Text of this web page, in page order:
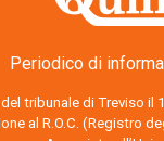
Periodico di
tribunale di Treviso il
al R.O.C. (Registro